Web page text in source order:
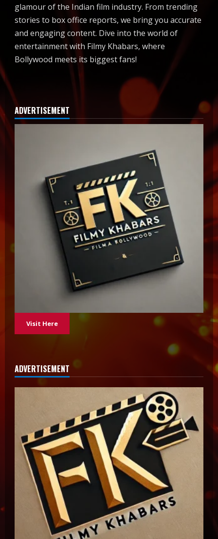
glamour of the Indian film industry. From trending
stories to box office reports, we bring you accurate
and engaging content. Dive into the world of
entertainment with Filmy Khabars, where
Bollywood meets its biggest fans!
ADVERTISEMENT
Visit Here
ADVERTISEMENT